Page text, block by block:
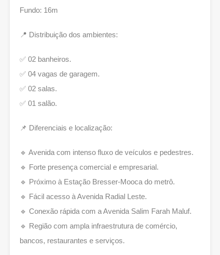
Fundo: 16m
📍 Distribuição dos ambientes:
✅ 02 banheiros.
✅ 04 vagas de garagem.
✅ 02 salas.
✅ 01 salão.
📌 Diferenciais e localização:
🔹 Avenida com intenso fluxo de veículos e pedestres.
🔹 Forte presença comercial e empresarial.
🔹 Próximo à Estação Bresser-Mooca do metrô.
🔹 Fácil acesso à Avenida Radial Leste.
🔹 Conexão rápida com a Avenida Salim Farah Maluf.
🔹 Região com ampla infraestrutura de comércio,
bancos, restaurantes e serviços.